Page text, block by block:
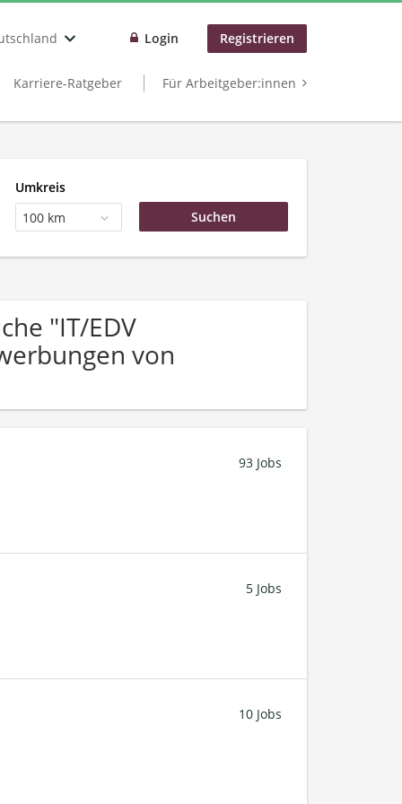
Login Registrieren
Karriere-Ratgeber Für Arbeitgeber:innen
Umkreis
100 km
"IT/EDV
von
93 Jobs
5 Jobs
10 Jobs